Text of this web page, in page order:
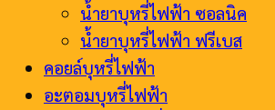
น้ำยาบุหรี่ไฟฟ้า ซอลนิค
น้ำยาบุหรี่ไฟฟ้า ฟรีเบส
คอยล์บุหรี่ไฟฟ้า
อะตอมบุหรี่ไฟฟ้า